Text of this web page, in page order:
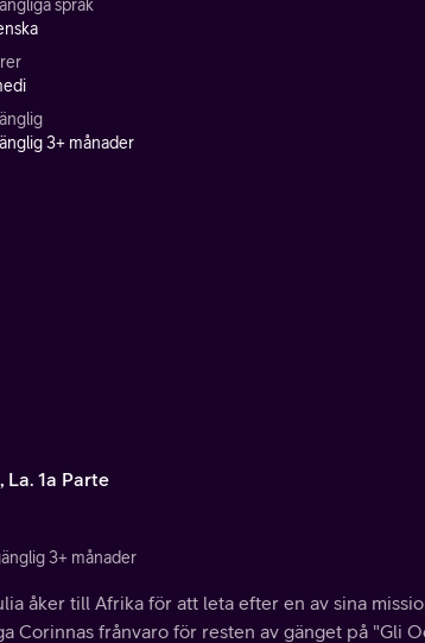
språk
3+ månader
La. 1a Parte
3+ månader
åker till Afrika för att leta efter en av sina
Corinnas frånvaro för resten av gänget på "Gli